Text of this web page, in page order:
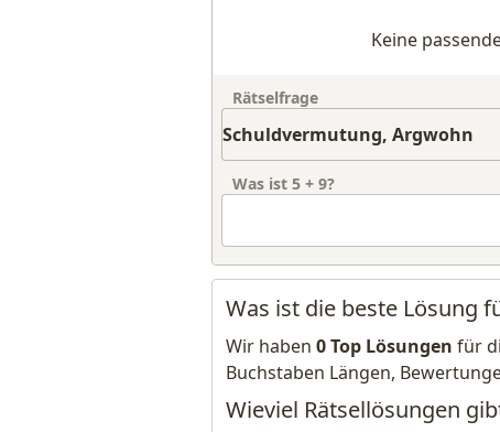
Keine
Rätselfrage
Was ist 5 + 9?
Was ist die beste Lösung
Wir haben 0 Top Lösungen für
Buchstaben Längen,
Wieviel Rätsellösungen